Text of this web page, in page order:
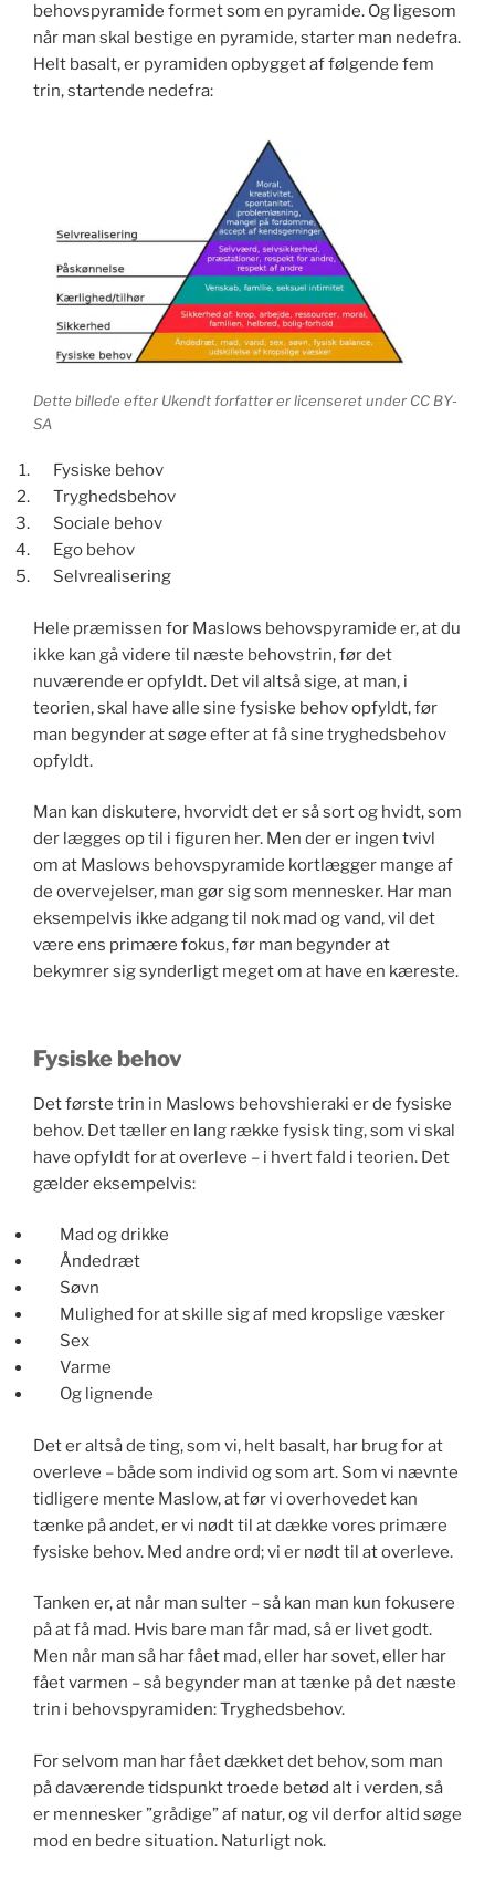
behovspyramide formet som en pyramide. Og ligesom
når man skal bestige en pyramide, starter man nedefra.
Helt basalt, er pyramiden opbygget af følgende fem
trin, startende nedefra:
Dette billede efter Ukendt forfatter er licenseret under CC BY-
SA
Fysiske behov
Tryghedsbehov
Sociale behov
Ego behov
Selvrealisering
Hele præmissen for Maslows behovspyramide er, at du
ikke kan gå videre til næste behovstrin, før det
nuværende er opfyldt. Det vil altså sige, at man, i
teorien, skal have alle sine fysiske behov opfyldt, før
man begynder at søge efter at få sine tryghedsbehov
opfyldt.
Man kan diskutere, hvorvidt det er så sort og hvidt, som
der lægges op til i figuren her. Men der er ingen tvivl
om at Maslows behovspyramide kortlægger mange af
de overvejelser, man gør sig som mennesker. Har man
eksempelvis ikke adgang til nok mad og vand, vil det
være ens primære fokus, før man begynder at
bekymrer sig synderligt meget om at have en kæreste.
Fysiske behov
Det første trin in Maslows behovshieraki er de fysiske
behov. Det tæller en lang række fysisk ting, som vi skal
have opfyldt for at overleve – i hvert fald i teorien. Det
gælder eksempelvis:
Mad og drikke
Åndedræt
Søvn
Mulighed for at skille sig af med kropslige væsker
Sex
Varme
Og lignende
Det er altså de ting, som vi, helt basalt, har brug for at
overleve – både som individ og som art. Som vi nævnte
tidligere mente Maslow, at før vi overhovedet kan
tænke på andet, er vi nødt til at dække vores primære
fysiske behov. Med andre ord; vi er nødt til at overleve.
Tanken er, at når man sulter – så kan man kun fokusere
på at få mad. Hvis bare man får mad, så er livet godt.
Men når man så har fået mad, eller har sovet, eller har
fået varmen – så begynder man at tænke på det næste
trin i behovspyramiden: Tryghedsbehov.
For selvom man har fået dækket det behov, som man
på daværende tidspunkt troede betød alt i verden, så
er mennesker ”grådige” af natur, og vil derfor altid søge
mod en bedre situation. Naturligt nok.